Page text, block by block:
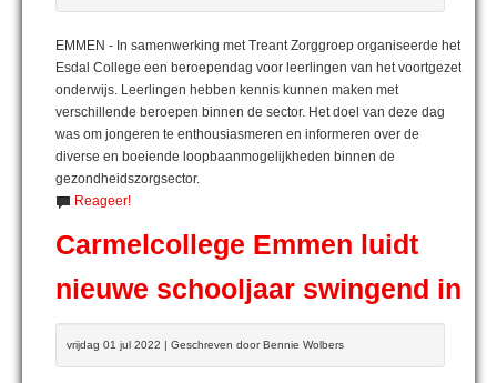
EMMEN - In samenwerking met Treant Zorggroep organiseerde het
Esdal College een beroependag voor leerlingen van het voortgezet
onderwijs. Leerlingen hebben kennis kunnen maken met
verschillende beroepen binnen de sector. Het doel van deze dag
was om jongeren te enthousiasmeren en informeren over de
diverse en boeiende loopbaanmogelijkheden binnen de
gezondheidszorgsector.
Reageer!
Carmelcollege Emmen luidt
nieuwe schooljaar swingend in
vrijdag 01 jul 2022 | Geschreven door Bennie Wolbers